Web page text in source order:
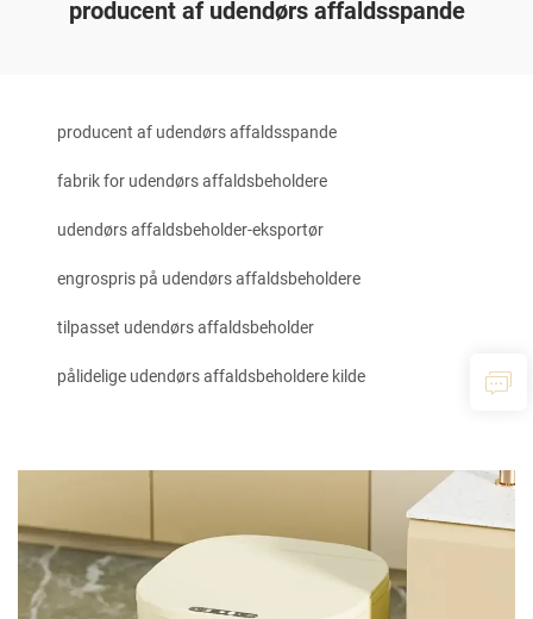
producent af udendørs affaldsspande
producent af udendørs affaldsspande
fabrik for udendørs affaldsbeholdere
udendørs affaldsbeholder-eksportør
engrospris på udendørs affaldsbeholdere
tilpasset udendørs affaldsbeholder
pålidelige udendørs affaldsbeholdere kilde